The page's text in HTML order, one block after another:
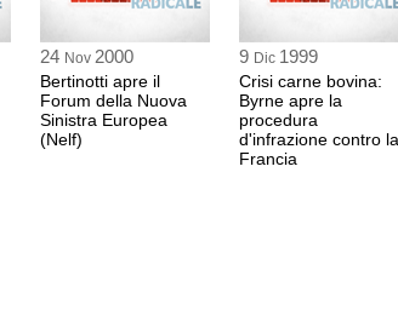
24 Nov 2000
Bertinotti apre il
Forum della Nuova
Sinistra Europea
(Nelf)
9 Dic 1999
Crisi carne bovina:
Byrne apre la
procedura
d'infrazione contro la
Francia